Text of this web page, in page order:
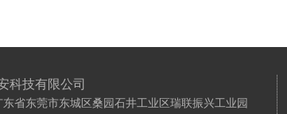
科技有限公司
东省东莞市东城区桑园石井工业区瑞联振兴工业园